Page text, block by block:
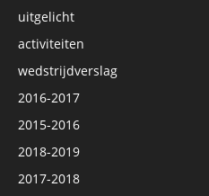
uitgelicht
activiteiten
wedstrijdverslag
2016-2017
2015-2016
2018-2019
2017-2018